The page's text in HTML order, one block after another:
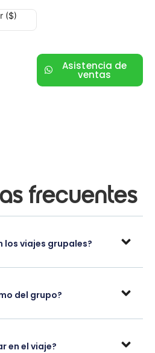
($)
Asistencia de
ventas
frecuentes
los viajes grupales?
del grupo?
en el viaje?